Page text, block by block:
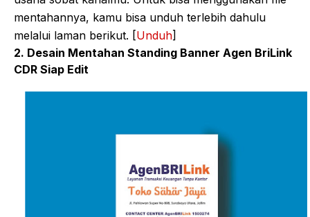
mentahannya, kamu bisa unduh terlebih dahulu
melalui laman berikut. [Unduh]
2. Desain Mentahan Standing Banner Agen BriLink
CDR Siap Edit